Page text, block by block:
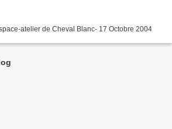
atelier de Cheval Blanc- 17 Octobre 2004